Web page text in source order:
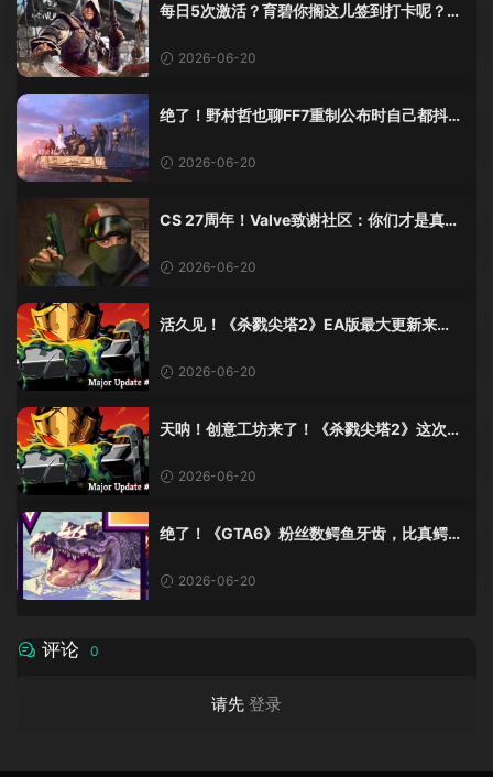
每日5次激活？育碧你搁这儿签到打卡呢？
2026-06-20
绝了！野村哲也聊FF7重制公布时自己都抖
2026-06-20
CS 27周年！Valve致谢社区：你们才是真传
2026-06-20
活久见！《杀戮尖塔2》EA版最大更新来
2026-06-20
天呐！创意工坊来了！《杀戮尖塔2》这次更
2026-06-20
绝了！《GTA6》粉丝数鳄鱼牙齿，比真鳄鱼
2026-06-20
评论 0
请先 登录